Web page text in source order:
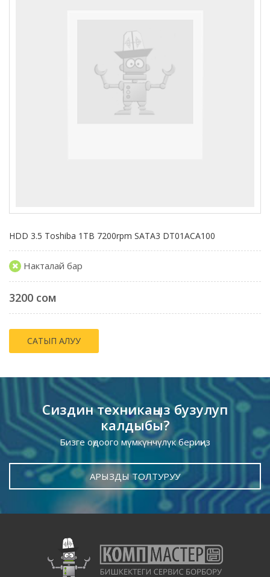
HDD 3.5 Toshiba 1TB 7200rpm SATA3 DT01ACA100
Накталай бар
3200 сом
САТЫП АЛУУ
Сиздин техникаңыз бузулуп
калдыбы?
Бизге оңдоого мүмкүнчүлүк бериңиз
АРЫЗДЫ ТОЛТУРУУ